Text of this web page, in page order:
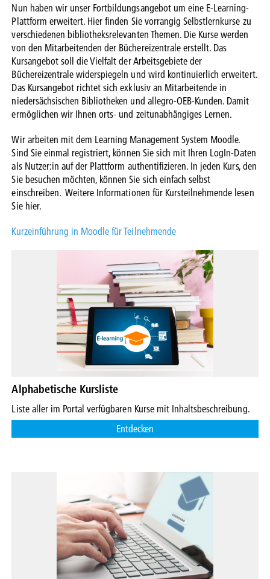
Nun haben wir unser Fortbildungsangebot um eine E-Learning-
Plattform erweitert. Hier finden Sie vorrangig Selbstlernkurse zu
verschiedenen bibliotheksrelevanten Themen. Die Kurse werden
von den Mitarbeitenden der Büchereizentrale erstellt. Das
Kursangebot soll die Vielfalt der Arbeitsgebiete der
Büchereizentrale widerspiegeln und wird kontinuierlich erweitert.
Das Kursangebot richtet sich exklusiv an Mitarbeitende in
niedersächsischen Bibliotheken und allegro-OEB-Kunden. Damit
ermöglichen wir Ihnen orts- und zeitunabhängiges Lernen.
Wir arbeiten mit dem Learning Management System Moodle.
Sind Sie einmal registriert, können Sie sich mit Ihren LogIn-Daten
als Nutzer:in auf der Plattform authentifizieren. In jeden Kurs, den
Sie besuchen möchten, können Sie sich einfach selbst
einschreiben. Weitere Informationen für Kursteilnehmende lesen
Sie hier.
Kurzeinführung in Moodle für Teilnehmende
Alphabetische Kursliste
Liste aller im Portal verfügbaren Kurse mit Inhaltsbeschreibung.
Entdecken